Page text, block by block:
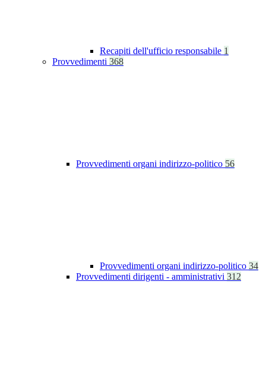
Recapiti dell'ufficio responsabile 1
Provvedimenti 368
Provvedimenti organi indirizzo-politico 56
Provvedimenti organi indirizzo-politico 34
Provvedimenti dirigenti - amministrativi 312